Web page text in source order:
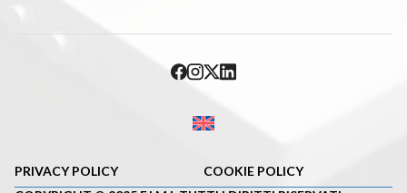
PRIVACY POLICY
COOKIE POLICY